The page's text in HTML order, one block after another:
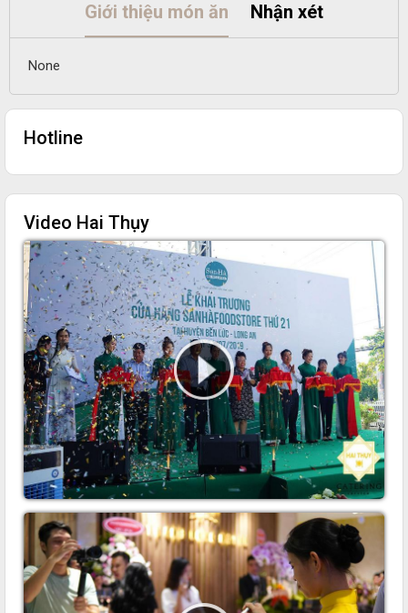
Giới thiệu món ăn Nhận xét
None
Hotline
Video Hai Thụy